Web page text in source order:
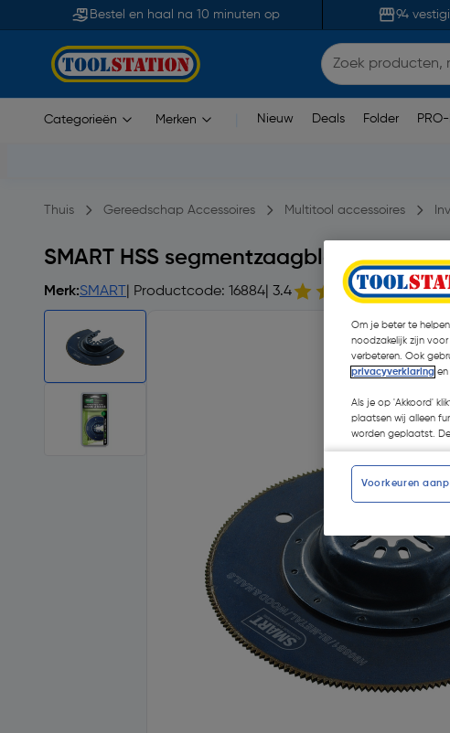
Bestel en haal na 10 minuten op 94
Categorieën Merken Nieuw Deals Folder
Thuis Gereedschap Accessoires Multitool accessoires
SMART HSS segmentzaagblad 90mm
Merk:SMART | Productcode: 16884 | 3.4 5
Om je beter te
noodzakelijk zijn
verbeteren. Ook
privacyverklaring en
Als je op 'Akkoord'
plaatsen wij alleen
worden geplaatst.
Voorkeuren